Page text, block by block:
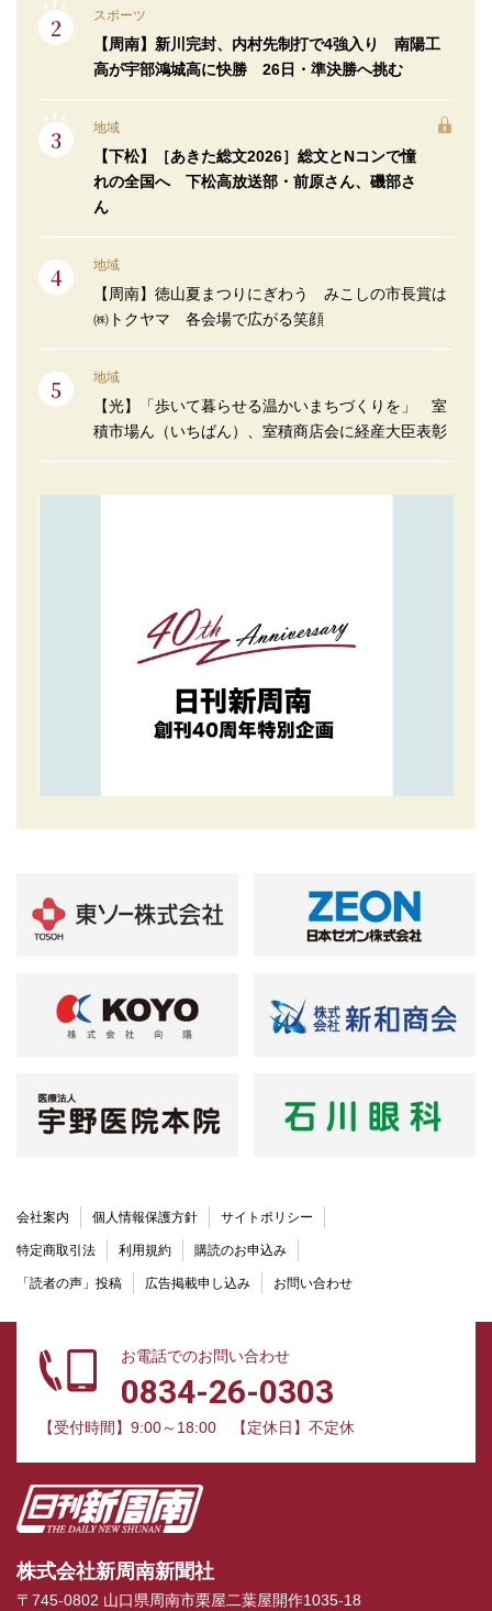
スポーツ
【周南】新川完封、内村先制打で4強入り 南陽工
高が宇部鴻城高に快勝 26日・準決勝へ挑む
地域
【下松】［あきた総文2026］総文とNコンで憧
れの全国へ 下松高放送部・前原さん、磯部さ
ん
地域
【周南】徳山夏まつりにぎわう みこしの市長賞は
㈱トクヤマ 各会場で広がる笑顔
地域
【光】「歩いて暮らせる温かいまちづくりを」 室
積市場ん（いちばん）、室積商店会に経産大臣表彰
会社案内 個人情報保護方針 サイトポリシー
特定商取引法 利用規約 購読のお申込み
「読者の声」投稿 広告掲載申し込み お問い合わせ
お電話でのお問い合わせ
0834-26-0303
【受付時間】9:00～18:00 【定休日】不定休
株式会社新周南新聞社
〒745-0802 山口県周南市栗屋二葉屋開作1035-18